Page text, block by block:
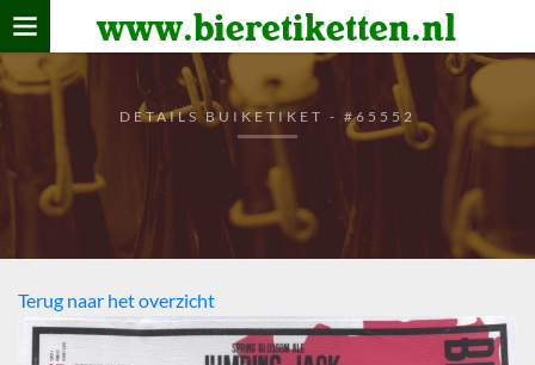
www.bieretiketten.nl
Home
verzamelen
De bierkaart
Bezoekers
DETAILS BUIKETIKET - #65552
Terug naar het overzicht